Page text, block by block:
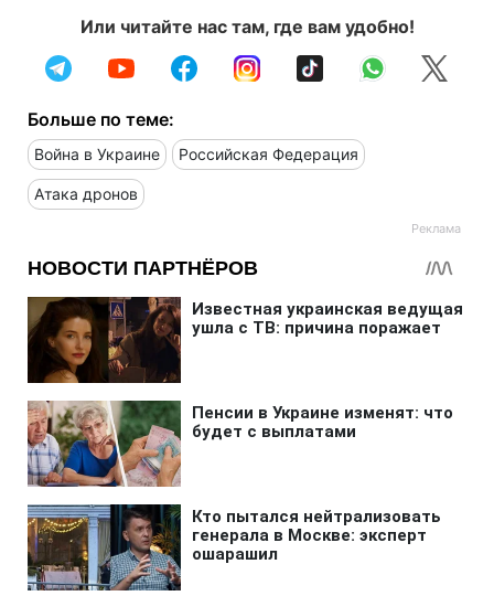
Или читайте нас там, где вам удобно!
Больше по теме:
Война в Украине Российская Федерация
Атака дронов